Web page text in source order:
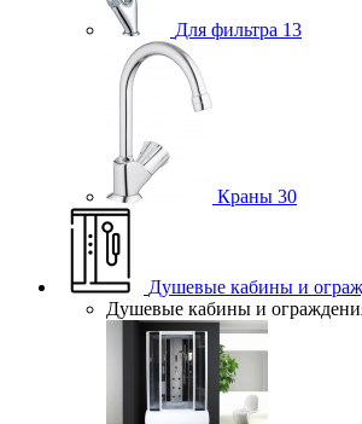
Для фильтра 13
Краны 30
Душевые кабины и
Душевые кабины и